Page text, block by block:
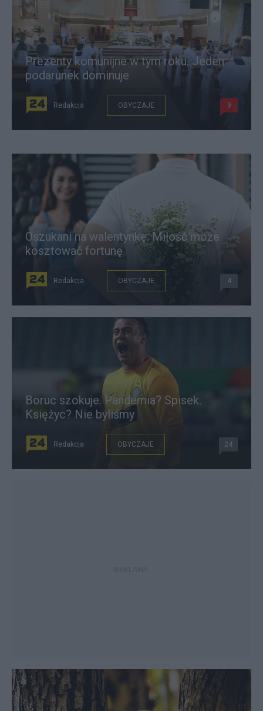
Prezenty komunijne w tym roku. Jeden
podarunek dominuje
Redakcja OBYCZAJE 9
Oszukani na walentynkę. Miłość może
kosztować fortunę
Redakcja OBYCZAJE 4
Boruc szokuje. Pandemia? Spisek.
Księżyc? Nie byliśmy
Redakcja OBYCZAJE 24